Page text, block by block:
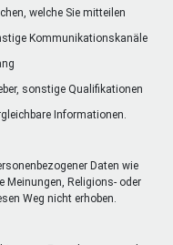
welche Sie mitteilen
Kommunikationskanäle
sonstige Qualifikationen
Informationen.
Daten wie
Meinungen, Religions- oder
Weg nicht erhoben.